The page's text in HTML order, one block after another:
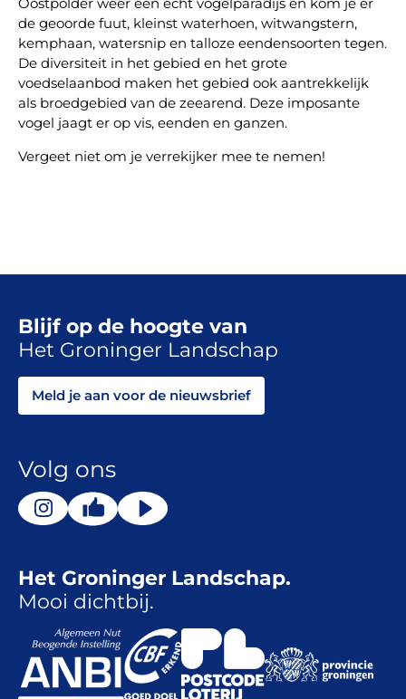
Oostpolder weer een echt vogelparadijs en kom je er
de geoorde fuut, kleinst waterhoen, witwangstern,
kemphaan, watersnip en talloze eendensoorten tegen.
De diversiteit in het gebied en het grote
voedselaanbod maken het gebied ook aantrekkelijk
als broedgebied van de zeearend. Deze imposante
vogel jaagt er op vis, eenden en ganzen.
Vergeet niet om je verrekijker mee te nemen!
Het Groninger Landschap.
Mooi dichtbij.
Blijf op de hoogte van
Het Groninger Landschap
Meld je aan voor de nieuwsbrief
Volg ons